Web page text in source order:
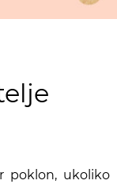
poklon, ukoliko